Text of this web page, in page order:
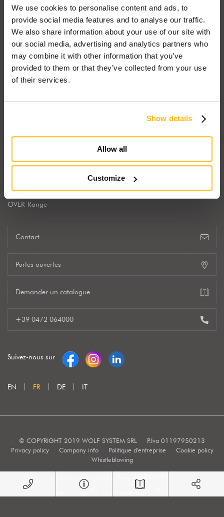
We use cookies to personalise content and ads, to
provide social media features and to analyse our traffic.
We also share information about your use of our site with
our social media, advertising and analytics partners who
may combine it with other information that you’ve
provided to them or that they’ve collected from your use
of their services.
Show details
Allow all
Customize
Tél.
+39 0472 064000
info@wolfhaus.it
Horaires d'ouverture LUN-VEN:
8.00 - 12.00
13.00 - 17.00
Visitez le site Web de Wolf System
L-Range
XXL-Range
OVER-Range
CHOISISSEZ LE STYLE
Contemporain
Minimaliste
Contact
Portes ouvertes
Demander un catalogue
+39 0472 064000
Suivez-nous sur
EN FR DE IT
© COPYRIGHT 2019 WOLF SYSTEM SRL
P.Iva 01197950213
Privacy policy
Company info Politique d'entreprise
Cookie policy
Whistleblowing
Marketing e Creatività: